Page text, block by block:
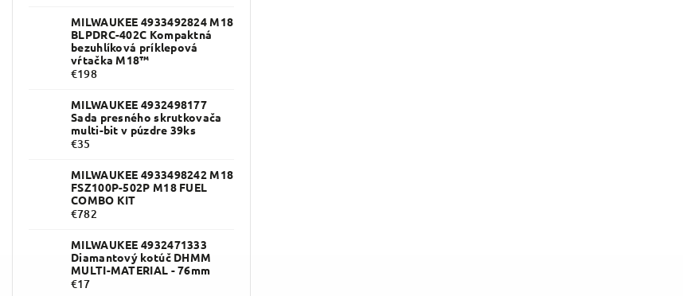
MILWAUKEE 4933492824 M18
BLPDRC-402C Kompaktná
bezuhlíková príklepová
vŕtačka M18™
€198
MILWAUKEE 4932498177
Sada presného skrutkovača
multi-bit v púzdre 39ks
€35
MILWAUKEE 4933498242 M18
FSZ100P-502P M18 FUEL
COMBO KIT
€782
MILWAUKEE 4932471333
Diamantový kotúč DHMM
MULTI-MATERIAL - 76mm
€17